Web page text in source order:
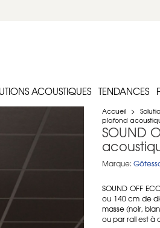
ACOUSTIQUES TENDANCES
Accueil >
plafond
SOUND
Marque:
SOUND OFF
ou 140 cm de
masse (noir,
ou par rail est à